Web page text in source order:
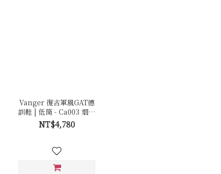
Vanger 復古軍風GAT德
訓鞋 | 低筒 - Ca003 烟棕
白(膠底)
NT$4,780